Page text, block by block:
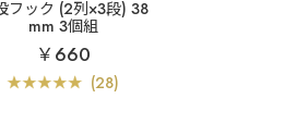
フック (2列×3段) 38
mm 3個組
￥660
(28)